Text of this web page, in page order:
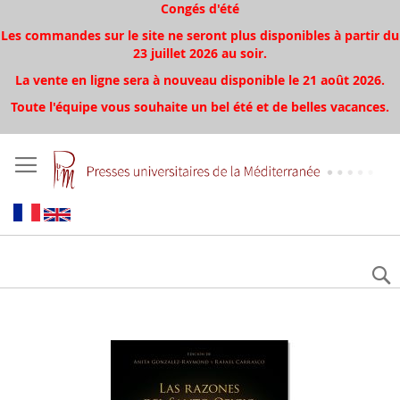
Congés d'été
Les commandes sur le site ne seront plus disponibles à partir du
23 juillet 2026 au soir.
La vente en ligne sera à nouveau disponible le 21 août 2026.
Toute l'équipe vous souhaite un bel été et de belles vacances.